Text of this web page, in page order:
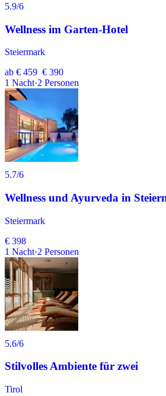
5.9/6
Wellness im Garten-Hotel
Steiermark
ab € 459 € 390
1 Nacht·2 Personen
5.7/6
Wellness und Ayurveda in
Steiermark
€ 398
1 Nacht·2 Personen
5.6/6
Stilvolles Ambiente für zwei
Tirol